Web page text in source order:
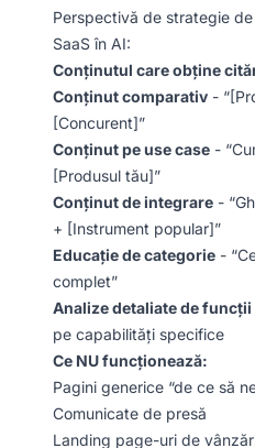
Perspectivă de strategie
SaaS în AI:
Conținutul care obține
Conținut comparativ -
[Concurent]”
Conținut pe use case -
[Produsul tău]”
Conținut de integrare -
+ [Instrument popular]”
Educație de categorie -
complet”
Analize detaliate de funcții
pe capabilități specifice
Ce NU funcționează:
Pagini generice “de ce să
Comunicate de presă
Landing page-uri de